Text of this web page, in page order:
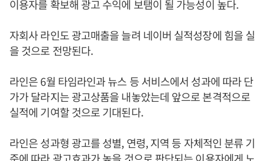
이용자를 확보해 광고 수익에 보탬이 될 가능성이 높다.
자회사 라인도 광고매출을 늘려 네이버 실적성장에 힘을 실
을 것으로 전망된다.
라인은 6월 타임라인과 뉴스 등 서비스에서 성과에 따라 단
가가 달라지는 광고상품을 내놓았는데 앞으로 본격적으로
실적에 기여할 것으로 기대된다.
라인은 성과형 광고를 성별, 연령, 지역 등 자체적인 분류 기